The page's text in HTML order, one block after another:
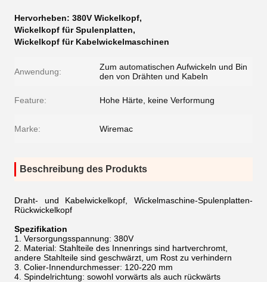
Hervorheben: 380V Wickelkopf,
Wickelkopf für Spulenplatten,
Wickelkopf für Kabelwickelmaschinen
Anwendung:
Zum automatischen Aufwickeln und Bin
den von Drähten und Kabeln
Feature: Hohe Härte, keine Verformung
Marke: Wiremac
Beschreibung des Produkts
Draht- und Kabelwickelkopf, Wickelmaschine-Spulenplatten-
Rückwickelkopf
Spezifikation
1. Versorgungsspannung: 380V
2. Material: Stahlteile des Innenrings sind hartverchromt,
andere Stahlteile sind geschwärzt, um Rost zu verhindern
3. Colier-Innendurchmesser: 120-220 mm
4. Spindelrichtung: sowohl vorwärts als auch rückwärts